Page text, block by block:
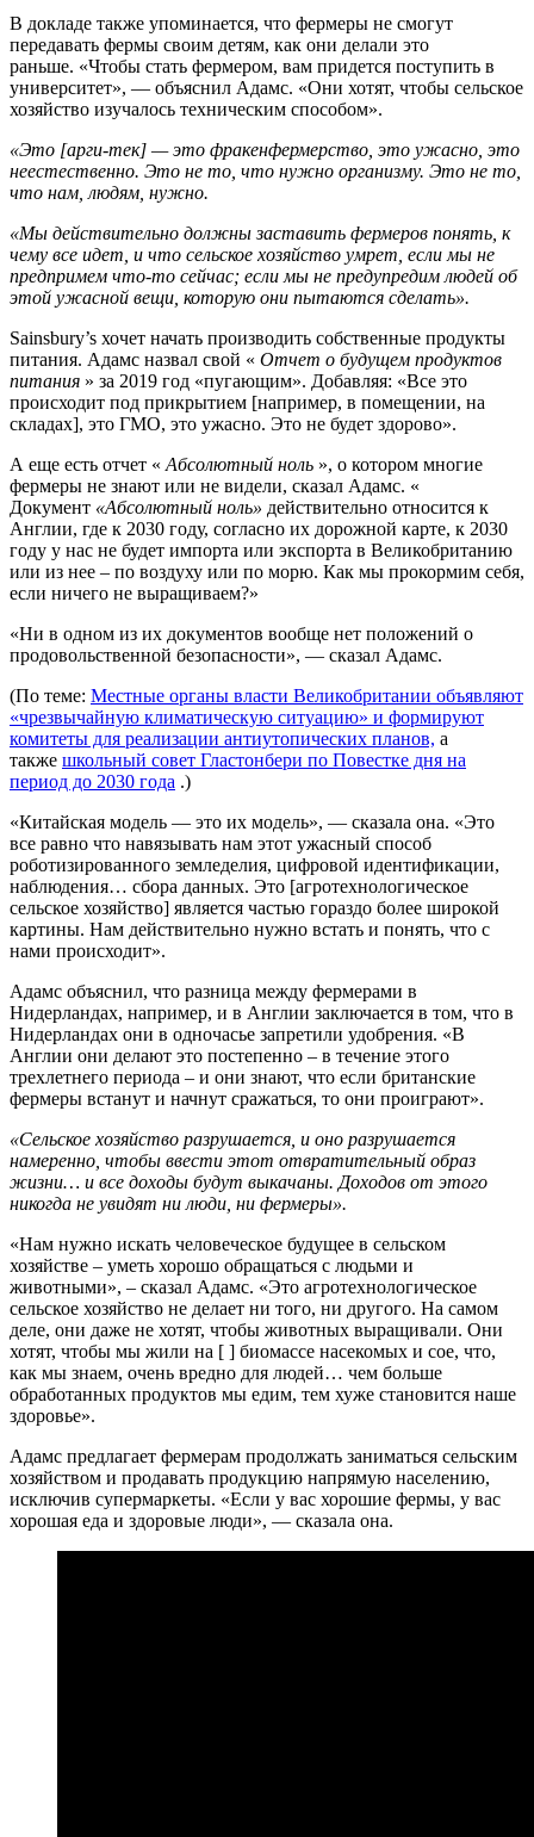
В докладе также упоминается, что фермеры не смогут
передавать фермы своим детям, как они делали это
раньше. «Чтобы стать фермером, вам придется поступить в
университет», — объяснил Адамс. «Они хотят, чтобы сельское
хозяйство изучалось техническим способом».
«Это [арги-тек] — это фракенфермерство, это ужасно, это
неестественно. Это не то, что нужно организму. Это не то,
что нам, людям, нужно.
«Мы действительно должны заставить фермеров понять, к
чему все идет, и что сельское хозяйство умрет, если мы не
предпримем что-то сейчас; если мы не предупредим людей об
этой ужасной вещи, которую они пытаются сделать».
Sainsbury’s хочет начать производить собственные продукты
питания. Адамс назвал свой « Отчет о будущем продуктов
питания » за 2019 год «пугающим». Добавляя: «Все это
происходит под прикрытием [например, в помещении, на
складах], это ГМО, это ужасно. Это не будет здорово».
А еще есть отчет « Абсолютный ноль », о котором многие
фермеры не знают или не видели, сказал Адамс. «
Документ «Абсолютный ноль» действительно относится к
Англии, где к 2030 году, согласно их дорожной карте, к 2030
году у нас не будет импорта или экспорта в Великобританию
или из нее – по воздуху или по морю. Как мы прокормим себя,
если ничего не выращиваем?»
«Ни в одном из их документов вообще нет положений о
продовольственной безопасности», — сказал Адамс.
(По теме: Местные органы власти Великобритании объявляют
«чрезвычайную климатическую ситуацию» и формируют
комитеты для реализации антиутопических планов, а
также школьный совет Гластонбери по Повестке дня на
период до 2030 года .)
«Китайская модель — это их модель», — сказала она. «Это
все равно что навязывать нам этот ужасный способ
роботизированного земледелия, цифровой идентификации,
наблюдения… сбора данных. Это [агротехнологическое
сельское хозяйство] является частью гораздо более широкой
картины. Нам действительно нужно встать и понять, что с
нами происходит».
Адамс объяснил, что разница между фермерами в
Нидерландах, например, и в Англии заключается в том, что в
Нидерландах они в одночасье запретили удобрения. «В
Англии они делают это постепенно – в течение этого
трехлетнего периода – и они знают, что если британские
фермеры встанут и начнут сражаться, то они проиграют».
«Сельское хозяйство разрушается, и оно разрушается
намеренно, чтобы ввести этот отвратительный образ
жизни… и все доходы будут выкачаны. Доходов от этого
никогда не увидят ни люди, ни фермеры».
«Нам нужно искать человеческое будущее в сельском
хозяйстве – уметь хорошо обращаться с людьми и
животными», – сказал Адамс. «Это агротехнологическое
сельское хозяйство не делает ни того, ни другого. На самом
деле, они даже не хотят, чтобы животных выращивали. Они
хотят, чтобы мы жили на [ ] биомассе насекомых и сое, что,
как мы знаем, очень вредно для людей… чем больше
обработанных продуктов мы едим, тем хуже становится наше
здоровье».
Адамс предлагает фермерам продолжать заниматься сельским
хозяйством и продавать продукцию напрямую населению,
исключив супермаркеты. «Если у вас хорошие фермы, у вас
хорошая еда и здоровые люди», — сказала она.